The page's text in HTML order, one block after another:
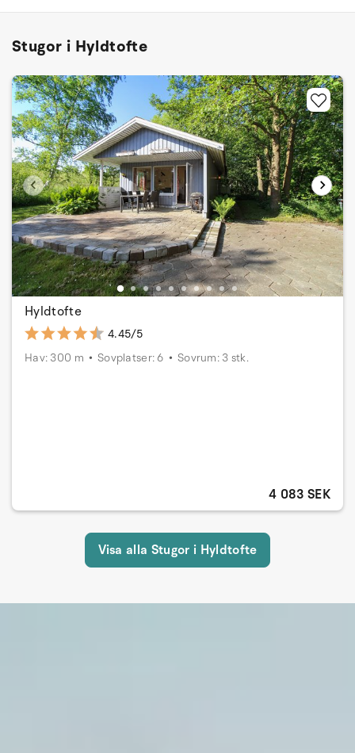
Stugor i Hyldtofte
Hyldtofte
4.45/5
Hav: 300 m
Sovplatser: 6 Sovrum: 3 stk.
4 083 SEK
Visa alla Stugor i Hyldtofte